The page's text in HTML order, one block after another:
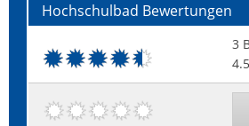
Hochschulbad Bewertungen
3
4.5